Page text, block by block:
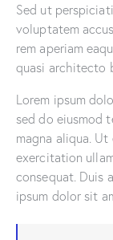
Sed ut
voluptatem
rem aperiam
quasi architecto
Lorem ipsum
sed do eiusmod
magna aliqua.
exercitation
consequat. Duis
ipsum dolor sit